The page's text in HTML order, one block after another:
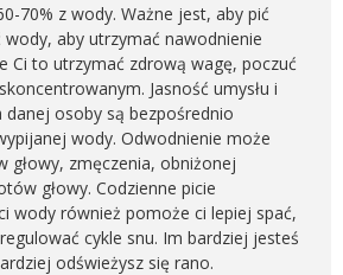
70% z wody. Ważne jest, aby pić
aby utrzymać nawodnienie
Ci to utrzymać zdrową wagę, poczuć
Jasność umysłu i
danej osoby są bezpośrednio
wody. Odwodnienie może
głowy, zmęczenia, obniżonej
głowy. Codzienne picie
wody również pomoże ci lepiej spać,
cykle snu. Im bardziej jesteś
odświeżysz się rano.